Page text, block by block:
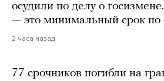
осудили по делу о
— это минимальный срок по
2 часа назад
77 срочников погибли на